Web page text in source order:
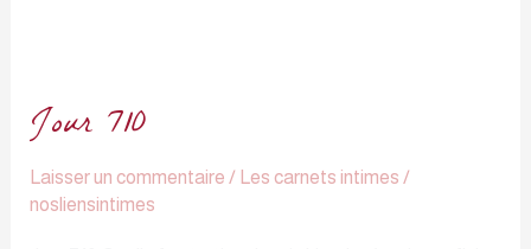
Jour 710
Laisser un commentaire / Les carnets intimes /
nosliensintimes
Jour